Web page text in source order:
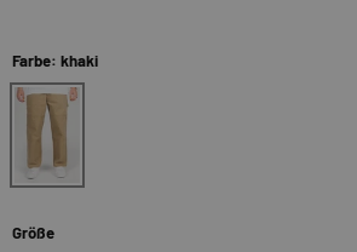
Farbe: khaki
Größe